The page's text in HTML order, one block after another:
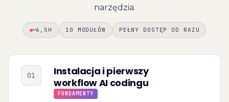
narzędzia.
≈6,5H 10 MODUŁÓW PEŁNY DOSTĘP OD RAZU
01
Instalacja i pierwszy
workflow AI codingu
FUNDAMENTY